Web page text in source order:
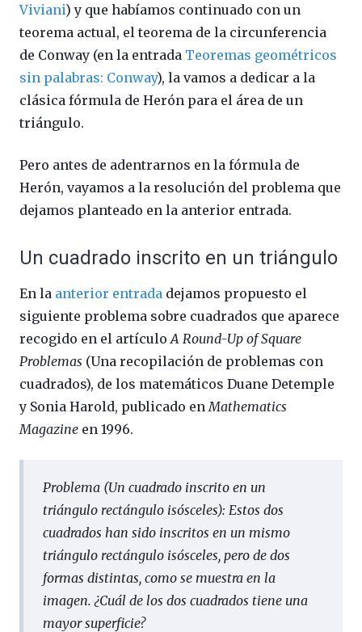
Viviani) y que habíamos continuado con un
teorema actual, el teorema de la circunferencia
de Conway (en la entrada Teoremas geométricos
sin palabras: Conway), la vamos a dedicar a la
clásica fórmula de Herón para el área de un
triángulo.
Pero antes de adentrarnos en la fórmula de
Herón, vayamos a la resolución del problema que
dejamos planteado en la anterior entrada.
Un cuadrado inscrito en un triángulo
En la anterior entrada dejamos propuesto el
siguiente problema sobre cuadrados que aparece
recogido en el artículo A Round-Up of Square
Problemas (Una recopilación de problemas con
cuadrados), de los matemáticos Duane Detemple
y Sonia Harold, publicado en Mathematics
Magazine en 1996.
Problema (Un cuadrado inscrito en un
triángulo rectángulo isósceles): Estos dos
cuadrados han sido inscritos en un mismo
triángulo rectángulo isósceles, pero de dos
formas distintas, como se muestra en la
imagen. ¿Cuál de los dos cuadrados tiene una
mayor superficie?